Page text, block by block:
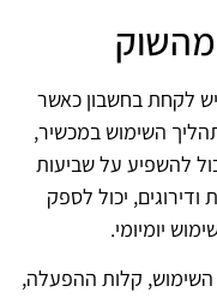
לקחת בחשבון כאשר
השימוש במכשיר,
להשפיע על שביעות
יכול לספק
יומיומי.
השימוש, קלות ההפעלה,